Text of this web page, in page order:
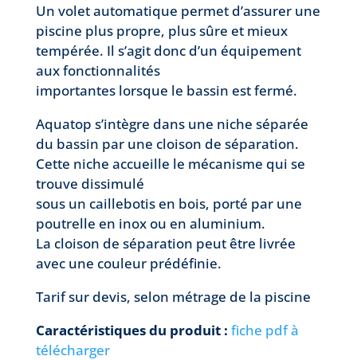
Un volet automatique permet d’assurer une
piscine plus propre, plus sûre et mieux
tempérée. Il s’agit donc d’un équipement
aux fonctionnalités
importantes lorsque le bassin est fermé.
Aquatop s’intègre dans une niche séparée
du bassin par une cloison de séparation.
Cette niche accueille le mécanisme qui se
trouve dissimulé
sous un caillebotis en bois, porté par une
poutrelle en inox ou en aluminium.
La cloison de séparation peut être livrée
avec une couleur prédéfinie.
Tarif sur devis, selon métrage de la piscine
Caractéristiques du produit : fiche pdf à
télécharger